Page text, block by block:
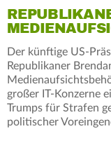
Der künftige US-
Republikaner
großer IT-Konzerne
Trumps für Strafen
politischer